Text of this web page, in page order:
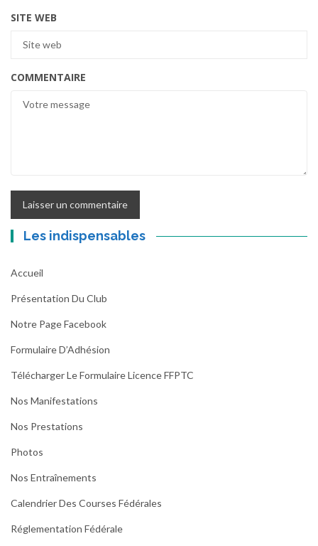
SITE WEB
COMMENTAIRE
Les indispensables
Accueil
Présentation Du Club
Notre Page Facebook
Formulaire D’Adhésion
Télécharger Le Formulaire Licence FFPTC
Nos Manifestations
Nos Prestations
Photos
Nos Entraînements
Calendrier Des Courses Fédérales
Réglementation Fédérale